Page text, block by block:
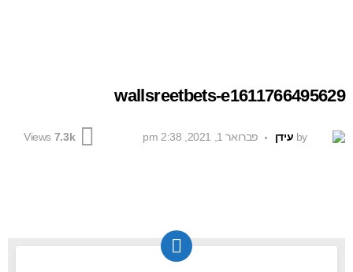
wallsreetbets-e1611766495629
by עידן פברואר 1, 2021, 2:38 pm 7.3k
Views